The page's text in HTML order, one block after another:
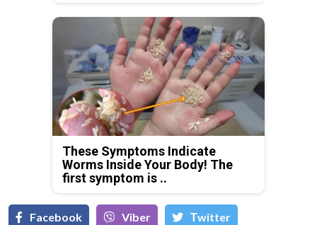
These Symptoms Indicate
Worms Inside Your Body! The
first symptom is ..
Facebook Viber Тwitter